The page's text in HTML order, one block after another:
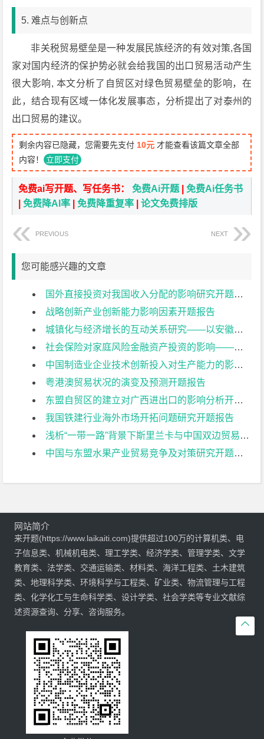
5. 难点与创新点
非关税贸易壁垒是一种发展民族经济的有效对策,各国
家对国内经济的保护势必就会给我国的出口贸易活动产生
很大影响, 本文分析了自贸区对绿色贸易壁垒的影响，在
此，结合现有区域一体化发展事态，分析提出了对泰州的
出口贸易的建议。
剩余内容已隐藏，您需要先支付 10元 才能查看该篇文章全部
内容！ 立即支付
免费ai写开题、写任务书：免费Ai开题 |免费Ai任务书
|免费降AI率 |免费降重复率 |论文免费排版
PREVIOUS NEXT
您可能感兴趣的文章
国外直接投资对我国收入分配的影响研究开题报告
战略创新产业创新能力影响因素开题报告
城镇化与经济增长的互动关系研究——以安徽省2001-2015年数据为例开题报告
社会保险对家庭风险金融资产投资的影响——基于中国家庭金融调查（CHFS）2015的数据分析开题报告
中国制造业企业技术创新投入对生产能力的影响研究开题报告
粤港澳贸易状况的演变及预测开题报告
东盟自贸区的建立对广西进出口的影响分析开题报告
我国铁建行业海外市场开拓问题研究开题报告
浅析“一带一路”背景下斯里兰卡与中国双边贸易投资现状开题报告
中国与东盟水果产业贸易竞争及对策研究开题报告

网站简介
来开题(https://www.laikaiti.com)提供超过100万的计算机类、电
子信息类、机械机电类、理工学类、经济学类、管理学类、文学
教育类、法学类、交通运输类、材料类、海洋工程类、土木建筑
类、地理科学类、环境科学与工程类、矿业类、物流管理与工程
类、化学化工与生命科学类、设计学类、社会学类等专业文献综
述资源查询、分享、咨询服务。